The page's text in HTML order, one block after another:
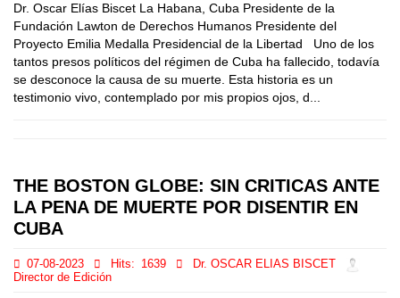
Dr. Oscar Elías Biscet La Habana, Cuba Presidente de la
Fundación Lawton de Derechos Humanos Presidente del
Proyecto Emilia Medalla Presidencial de la Libertad Uno de los
tantos presos políticos del régimen de Cuba ha fallecido, todavía
se desconoce la causa de su muerte. Esta historia es un
testimonio vivo, contemplado por mis propios ojos, d...
THE BOSTON GLOBE: SIN CRITICAS ANTE
LA PENA DE MUERTE POR DISENTIR EN
CUBA
07-08-2023 Hits: 1639
Dr. OSCAR ELIAS BISCET
Director de Edición